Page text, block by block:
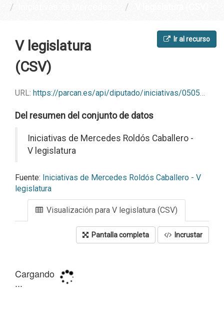
Ir al recurso
V legislatura
(CSV)
URL: https://parcan.es/api/diputado/iniciativas/05053?format=csv
Del resumen del conjunto de datos
Iniciativas de Mercedes Roldós Caballero -
V legislatura
Fuente: Iniciativas de Mercedes Roldós Caballero - V
legislatura
Visualización para V legislatura (CSV)
Pantalla completa Incrustar